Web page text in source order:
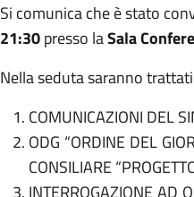
Si comunica che è stato
21:30presso laSala
Nella seduta saranno
COMUNICAZIONI DEL
ODG “ORDINE DEL
CONSILIARE
INTERROGAZIONE AD